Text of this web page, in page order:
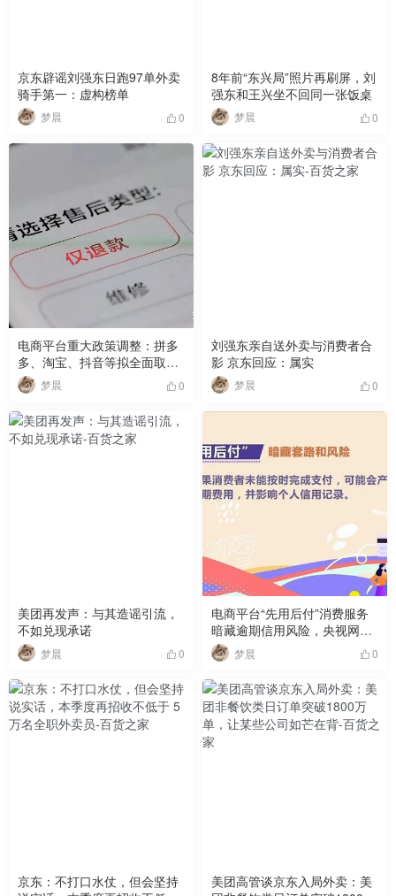
京东辟谣刘强东日跑97单外卖
骑手第一：虚构榜单
梦晨 0
8年前“东兴局”照片再刷屏，刘
强东和王兴坐不回同一张饭桌
梦晨 0
​​电商平台重大政策调整：拼多
多、淘宝、抖音等拟全面取消”
仅退款”功能​​
梦晨 0
刘强东亲自送外卖与消费者合
影 京东回应：属实
梦晨 0
美团再发声：与其造谣引流，
不如兑现承诺
梦晨 0
电商平台“先用后付”消费服务
暗藏逾期信用风险，央视网提
醒消费者谨慎使用
梦晨 0
京东：不打口水仗，但会坚持
美团高管谈京东入局外卖：美